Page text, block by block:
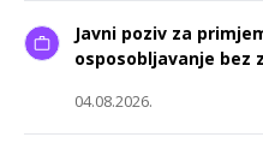
Javni poziv za
osposobljavanje bez
04.08.2026.